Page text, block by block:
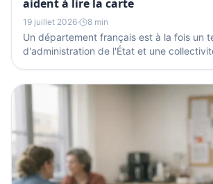
aident à lire la carte
19 juillet 2026· 8 min
Un département français est à la fois un
d'administration de l'État et une